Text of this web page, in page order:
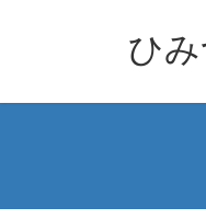
ひ